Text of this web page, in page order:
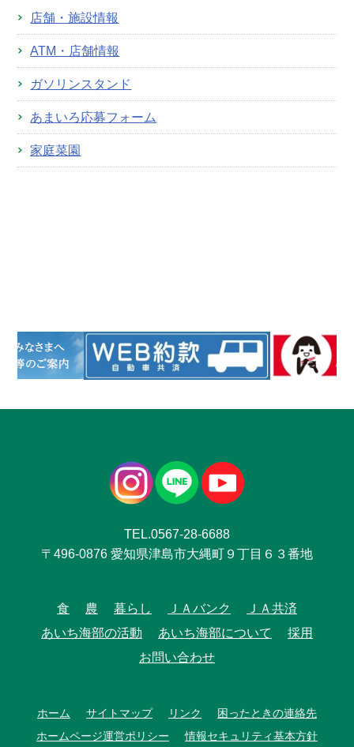
店舗・施設情報
ATM・店舗情報
ガソリンスタンド
あまいろ応募フォーム
家庭菜園
TEL.0567-28-6688
〒496-0876 愛知県津島市大縄町９丁目６３番地
食 農 暮らし ＪＡバンク
ＪＡ共済
あいち海部の活動
あいち海部について
採用
お問い合わせ
ホーム サイトマップ リンク
困ったときの連絡先
ホームページ運営ポリシー
情報セキュリティ基本方針